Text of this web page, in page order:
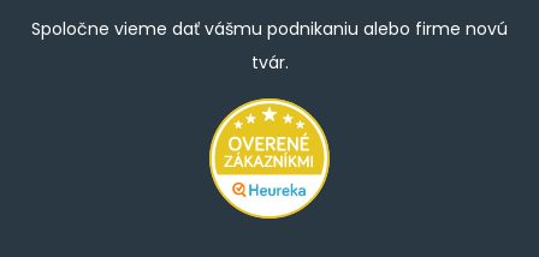
Spoločne vieme dať vášmu podnikaniu alebo firme novú
tvár.